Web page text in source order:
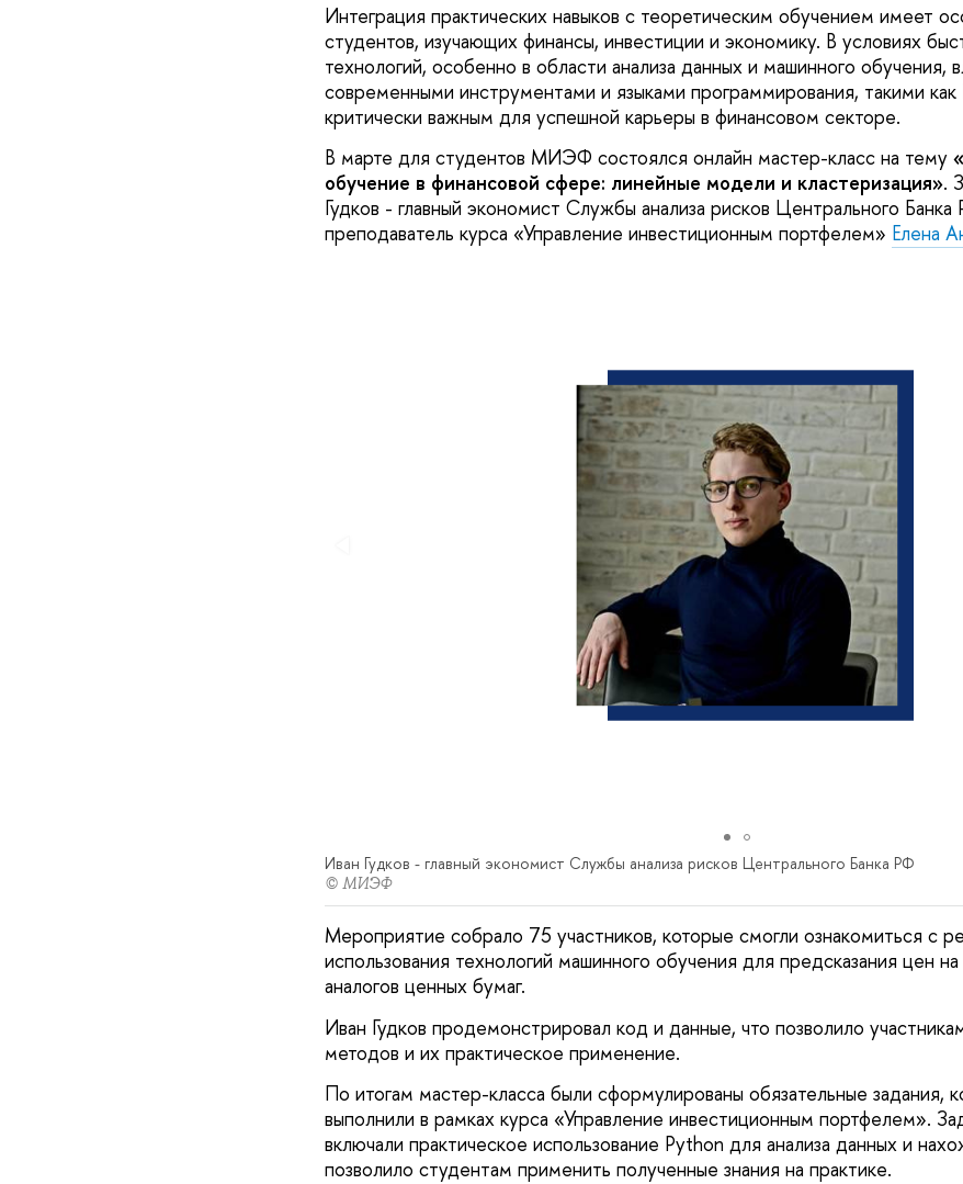
Интеграция практических навыков с теоретическим обучением имеет
студентов, изучающих финансы, инвестиции и экономику. В условиях
технологий, особенно в области анализа данных и машинного обучения,
современными инструментами и языками программирования, такими как
критически важным для успешной карьеры в финансовом секторе.
В марте для студентов МИЭФ состоялся онлайн мастер-класс на тему
обучение в финансовой сфере: линейные модели и кластеризация».
Гудков - главный экономист Службы анализа рисков Центрального
преподаватель курса «Управление инвестиционным портфелем» Елена
Иван Гудков - главный экономист Службы анализа рисков Центрального Банка РФ
© МИЭФ
Мероприятие собрало 75 участников, которые смогли ознакомиться с
использования технологий машинного обучения для предсказания цен
аналогов ценных бумаг.
Иван Гудков продемонстрировал код и данные, что позволило
методов и их практическое применение.
По итогам мастер-класса были сформулированы обязательные задания,
выполнили в рамках курса «Управление инвестиционным портфелем».
включали практическое использование Python для анализа данных и
позволило студентам применить полученные знания на практике.